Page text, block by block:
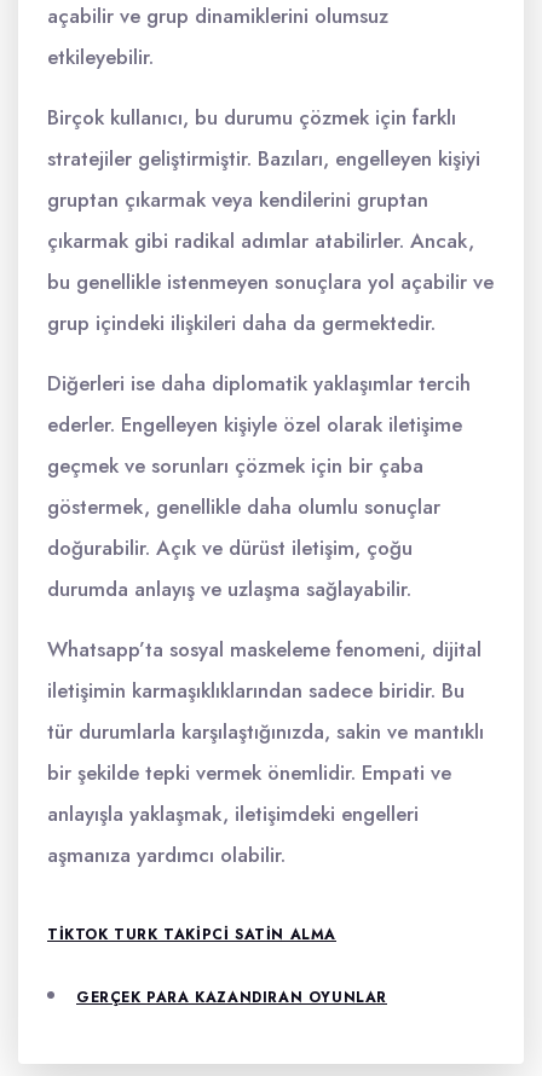
açabilir ve grup dinamiklerini olumsuz
etkileyebilir.
Birçok kullanıcı, bu durumu çözmek için farklı
stratejiler geliştirmiştir. Bazıları, engelleyen kişiyi
gruptan çıkarmak veya kendilerini gruptan
çıkarmak gibi radikal adımlar atabilirler. Ancak,
bu genellikle istenmeyen sonuçlara yol açabilir ve
grup içindeki ilişkileri daha da germektedir.
Diğerleri ise daha diplomatik yaklaşımlar tercih
ederler. Engelleyen kişiyle özel olarak iletişime
geçmek ve sorunları çözmek için bir çaba
göstermek, genellikle daha olumlu sonuçlar
doğurabilir. Açık ve dürüst iletişim, çoğu
durumda anlayış ve uzlaşma sağlayabilir.
Whatsapp’ta sosyal maskeleme fenomeni, dijital
iletişimin karmaşıklıklarından sadece biridir. Bu
tür durumlarla karşılaştığınızda, sakin ve mantıklı
bir şekilde tepki vermek önemlidir. Empati ve
anlayışla yaklaşmak, iletişimdeki engelleri
aşmanıza yardımcı olabilir.
TIKTOK TURK TAKIPCI SATIN ALMA
GERÇEK PARA KAZANDIRAN OYUNLAR